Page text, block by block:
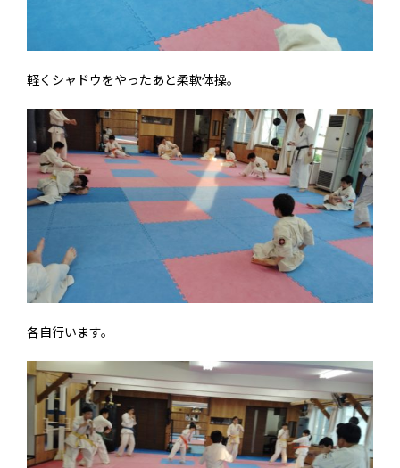
軽くシャドウをやったあと柔軟体操。
各自行います。